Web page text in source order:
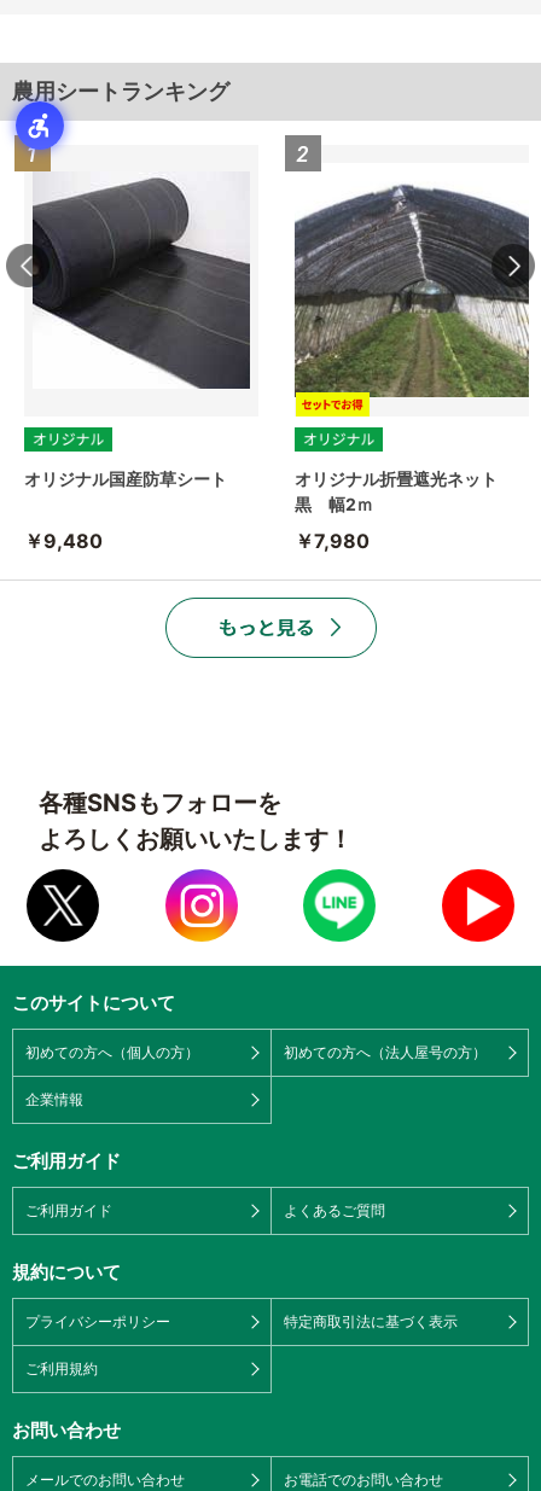
農用シートランキング
オリジナル国産防草シート
￥9,480
オリジナル折畳遮光ネット
黒 幅2ｍ
￥7,980
各種SNSもフォローを
よろしくお願いいたします！
このサイトについて
初めての方へ（個人の方） 初めての方へ（法人屋号の方）
企業情報
ご利用ガイド
ご利用ガイド よくあるご質問
規約について
プライバシーポリシー 特定商取引法に基づく表示
ご利用規約
お問い合わせ
メールでのお問い合わせ お電話でのお問い合わせ